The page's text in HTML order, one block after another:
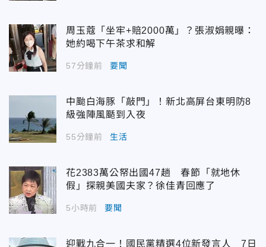
周玉蔻「坐牢+賠2000萬」？張淑娟親曝：
她約喝下午茶求和解
57分鐘前 要聞
中颱白海豚「敲門」！新北高屏台東明防8
級強陣風颳到入夜
55分鐘前 生活
花2383萬公帑出國47趟 春節「就地休
假」探親美國夫家？徐佳青回應了
5小時前 要聞
迎戰九合一！國民黨精選4位新發言人 7日